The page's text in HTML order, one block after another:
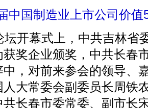
中国制造业上市公司价值
幕式上，中共吉林省
奖企业颁奖，中共长春
，对前来参会的领导、
大常委会副委员长周铁
长春市委常委、副市长